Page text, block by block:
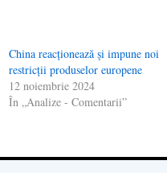
China reacționează și impune noi
restricții produselor europene
12 noiembrie 2024
În „Analize - Comentarii”